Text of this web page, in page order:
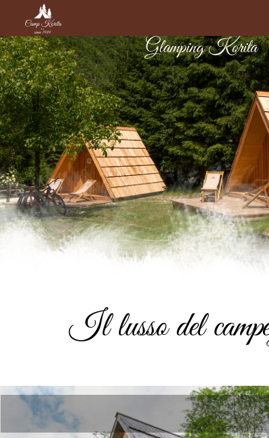
Glamping Korita
Il lusso del